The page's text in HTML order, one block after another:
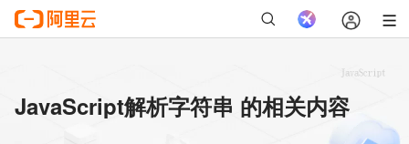
JavaScript解析字符串 的相关内容